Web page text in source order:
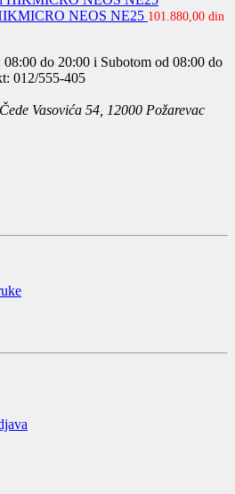
NEOS NE25 101.880,00 din
do 20:00 i Subotom od 08:00 do
012/555-405
Vasovića 54, 12000 Požarevac